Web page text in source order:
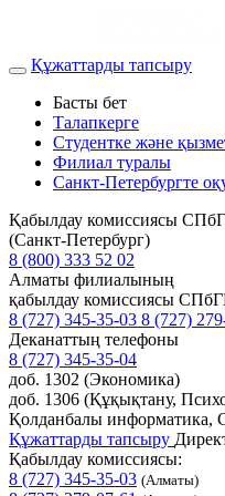
Құжаттарды тапсыру
Басты бет
Талапкерге
Студентке және
Филиал туралы
Санкт-Петербургте
Қабылдау комиссиясы
(Санкт-Петербург)
8 (800) 333 52 02
Алматы филиалының
қабылдау комиссиясы
8 (727) 345-35-03 8 (727)
Деканаттың телефоны
8 (727) 345-35-04
доб. 1302 (Экономика)
доб. 1306 (Құқықтану,
Қолданбалы информатика,
Құжаттарды тапсыру
Қабылдау комиссиясы:
8 (727) 345-35-03 (Алматы)